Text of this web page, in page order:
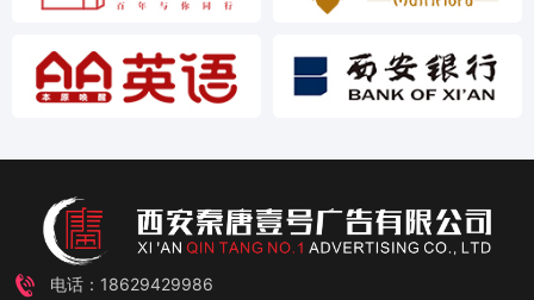
电话：18629429986